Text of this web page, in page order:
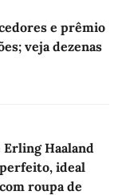
e prêmio
veja dezenas
Erling Haaland
ideal
roupa de